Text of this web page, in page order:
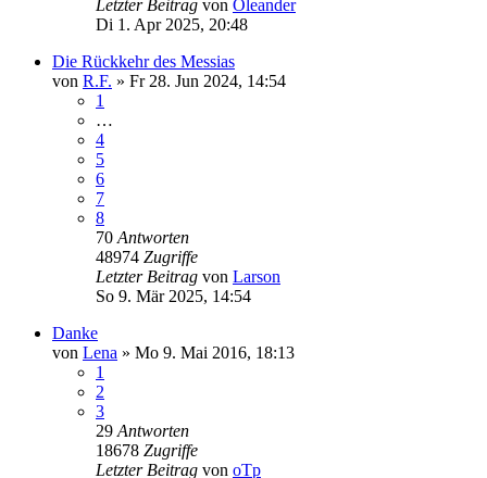
Letzter Beitrag von Oleander
Di 1. Apr 2025, 20:48
Die Rückkehr des Messias
von R.F. » Fr 28. Jun 2024, 14:54
1
…
4
5
6
7
8
70 Antworten
48974 Zugriffe
Letzter Beitrag von Larson
So 9. Mär 2025, 14:54
Danke
von Lena » Mo 9. Mai 2016, 18:13
1
2
3
29 Antworten
18678 Zugriffe
Letzter Beitrag von oTp